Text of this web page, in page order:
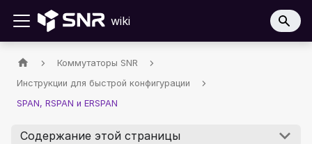
wiki
Коммутаторы SNR
Инструкции для быстрой конфигурации
SPAN, RSPAN и ERSPAN
Содержание этой страницы